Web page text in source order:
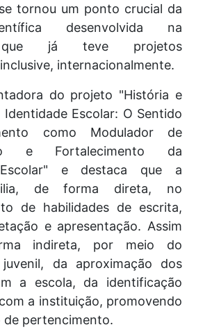
tornou um ponto crucial da
desenvolvida na
que já teve projetos
internacionalmente.
do projeto "História e
Escolar: O Sentido
como Modulador de
e Fortalecimento da
Escolar" e destaca que a
de forma direta, no
de habilidades de escrita,
e apresentação. Assim
indireta, por meio do
da aproximação dos
a escola, da identificação
a instituição, promovendo
de pertencimento.